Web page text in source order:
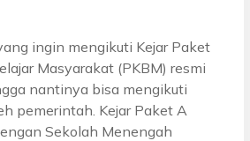
ingin mengikuti Kejar Paket
Masyarakat (PKBM) resmi
nantinya bisa mengikuti
pemerintah. Kejar Paket A
Sekolah Menengah